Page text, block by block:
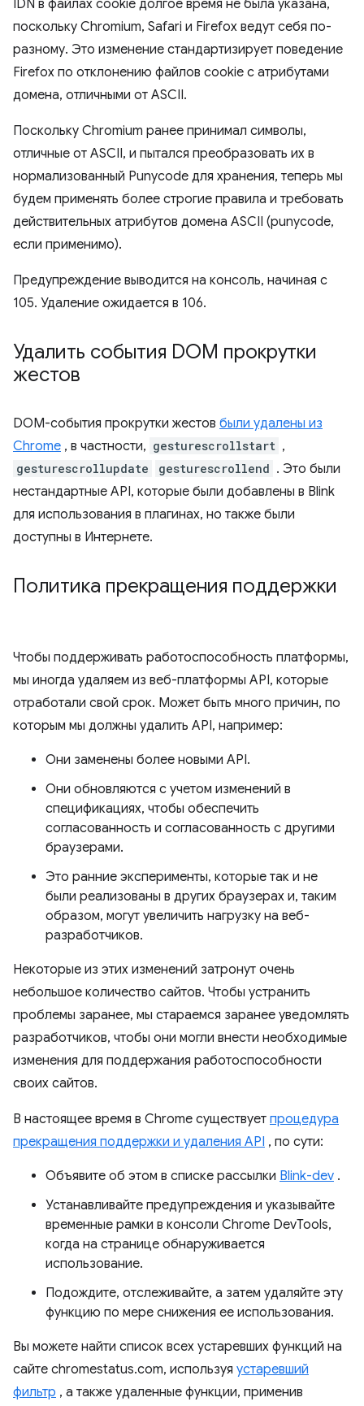
IDN в файлах cookie долгое время не была указана,
поскольку Chromium, Safari и Firefox ведут себя по-
разному. Это изменение стандартизирует поведение
Firefox по отклонению файлов cookie с атрибутами
домена, отличными от ASCII.
Поскольку Chromium ранее принимал символы,
отличные от ASCII, и пытался преобразовать их в
нормализованный Punycode для хранения, теперь мы
будем применять более строгие правила и требовать
действительных атрибутов домена ASCII (punycode,
если применимо).
Предупреждение выводится на консоль, начиная с
105. Удаление ожидается в 106.
Удалить события DOM прокрутки
жестов
DOM-события прокрутки жестов были удалены из
Chrome , в частности, gesturescrollstart ,
gesturescrollupdate gesturescrollend . Это были
нестандартные API, которые были добавлены в Blink
для использования в плагинах, но также были
доступны в Интернете.
Политика прекращения поддержки
Чтобы поддерживать работоспособность платформы,
мы иногда удаляем из веб-платформы API, которые
отработали свой срок. Может быть много причин, по
которым мы должны удалить API, например:
Они заменены более новыми API.
Они обновляются с учетом изменений в
спецификациях, чтобы обеспечить
согласованность и согласованность с другими
браузерами.
Это ранние эксперименты, которые так и не
были реализованы в других браузерах и, таким
образом, могут увеличить нагрузку на веб-
разработчиков.
Некоторые из этих изменений затронут очень
небольшое количество сайтов. Чтобы устранить
проблемы заранее, мы стараемся заранее уведомлять
разработчиков, чтобы они могли внести необходимые
изменения для поддержания работоспособности
своих сайтов.
В настоящее время в Chrome существует процедура
прекращения поддержки и удаления API , по сути:
Объявите об этом в списке рассылки Blink-dev .
Устанавливайте предупреждения и указывайте
временные рамки в консоли Chrome DevTools,
когда на странице обнаруживается
использование.
Подождите, отслеживайте, а затем удаляйте эту
функцию по мере снижения ее использования.
Вы можете найти список всех устаревших функций на
сайте chromestatus.com, используя устаревший
фильтр , а также удаленные функции, применив